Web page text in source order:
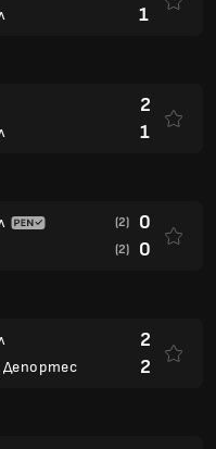
1
2
1
(2) 0
(2) 0
Депортес
2
2